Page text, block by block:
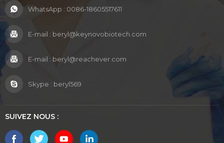
WhatsApp : 0086-18605517611
E-mail : beryl@keynovobiotech.com
E-mail : beryl@reachever.com
Skype : beryl569
SUIVEZ NOUS :